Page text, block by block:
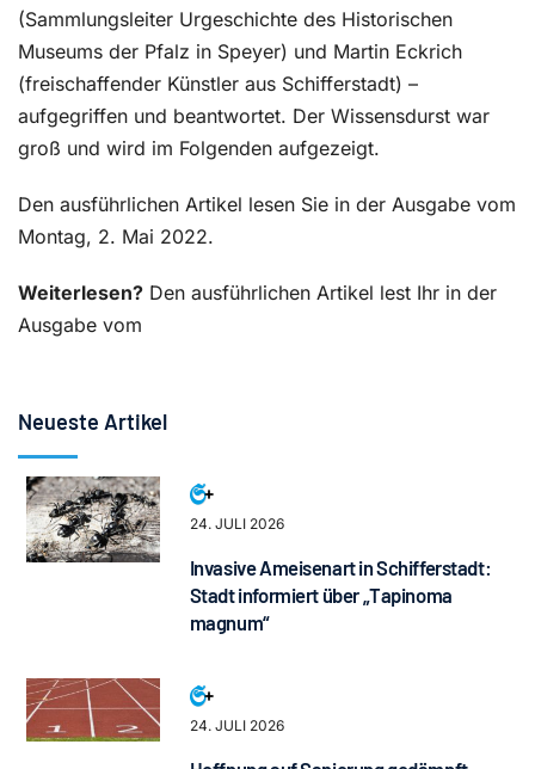
(Sammlungsleiter Urgeschichte des Historischen
Museums der Pfalz in Speyer) und Martin Eckrich
(freischaffender Künstler aus Schifferstadt) –
aufgegriffen und beantwortet. Der Wissensdurst war
groß und wird im Folgenden aufgezeigt.
Den ausführlichen Artikel lesen Sie in der Ausgabe vom
Montag, 2. Mai 2022.
Weiterlesen? Den ausführlichen Artikel lest Ihr in der
Ausgabe vom
Neueste Artikel
24. JULI 2026
Invasive Ameisenart in Schifferstadt:
Stadt informiert über „Tapinoma
magnum“
24. JULI 2026